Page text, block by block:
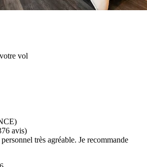
vol
avis)
très agréable. Je recommande